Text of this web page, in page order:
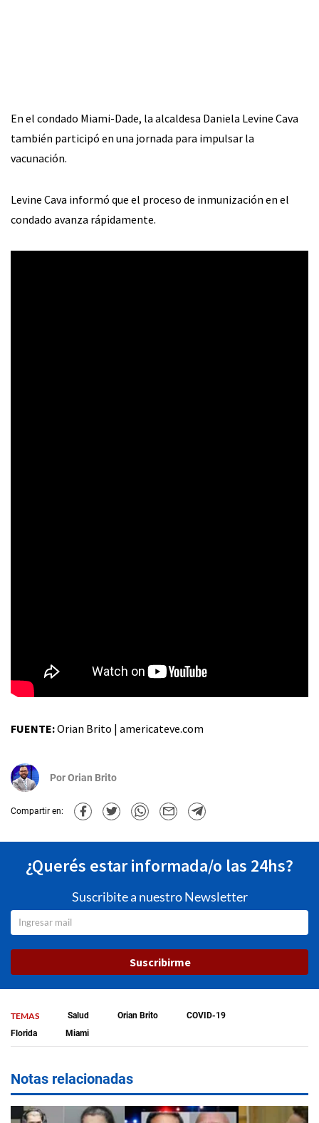
En el condado Miami-Dade, la alcaldesa Daniela Levine Cava
también participó en una jornada para impulsar la
vacunación.
Levine Cava informó que el proceso de inmunización en el
condado avanza rápidamente.
FUENTE:Orian Brito | americateve.com
PorOrian Brito
Compartir en:
¿Querés estar informada/o las 24hs?
Suscribite a nuestro Newsletter
Suscribirme
TEMAS Salud Orian Brito
COVID-19
Florida
Miami
Notas relacionadas